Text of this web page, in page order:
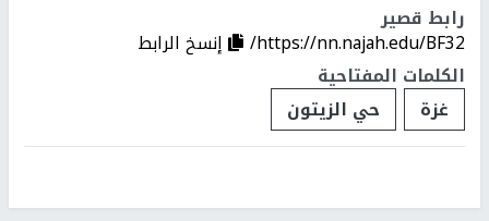
رابط قصير
https://nn.najah.edu/BF32/
إنسخ الرابط
الكلمات المفتاحية
غزة
حي الزيتون